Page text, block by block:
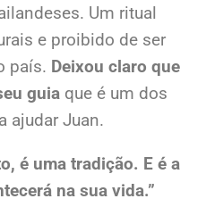
Um ritual
e proibido de ser
país. Deixou claro que
guia que é um dos
ajudar Juan.
é uma tradição. E é a
na sua vida.”